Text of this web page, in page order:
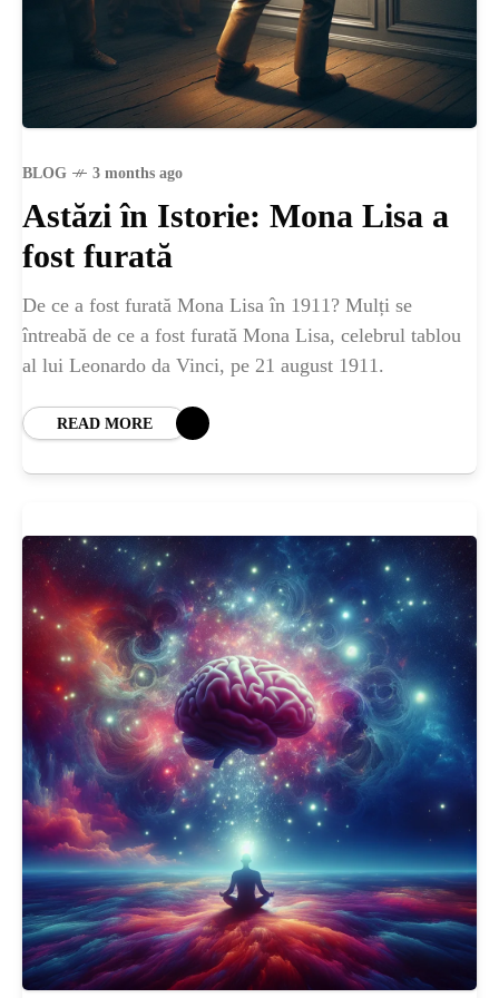
BLOG 3 months ago
Astăzi în Istorie: Mona Lisa a
fost furată
De ce a fost furată Mona Lisa în 1911? Mulți se
întreabă de ce a fost furată Mona Lisa, celebrul tablou
al lui Leonardo da Vinci, pe 21 august 1911.
READ MORE